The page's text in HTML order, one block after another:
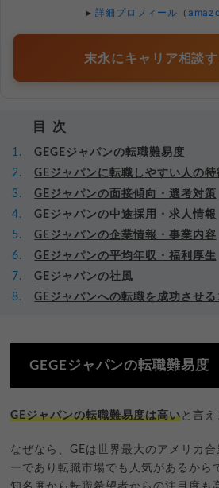
▸ 詳細プロフィール （
末永にキャリア相談
目次
GEGEジャパンの転職難易度
GEジャパンに転職しやすい人の特
GEジャパンの面接傾向・選考対策
GEジャパンの中途採用・求人情報
GEジャパンの企業情報・事業内容
GEジャパンの平均年収・福利厚生
GEジャパンの社風
GEジャパンへの転職を成功させる
GEGEジャパンの転職難易度
GEジャパンの転職難易度は高いと言え
なぜなら、GEは世界最大のアメリカ
ーであり転職市場でも人気があるから